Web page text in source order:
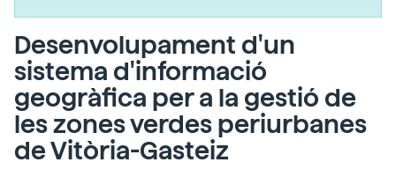
Desenvolupament d'un
sistema d'informació
geogràfica per a la gestió de
les zones verdes periurbanes
de Vitòria-Gasteiz